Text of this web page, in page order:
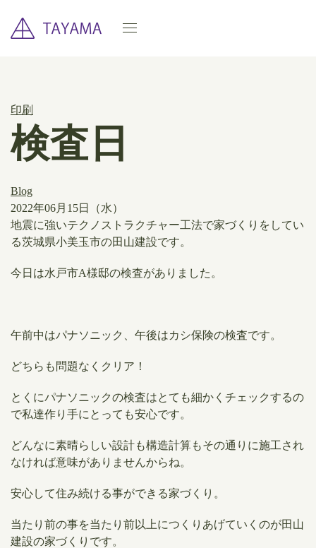
印刷
検査日
Blog
2022年06月15日（水）
地震に強いテクノストラクチャー工法で家づくりをしてい
る茨城県小美玉市の田山建設です。
今日は水戸市A様邸の検査がありました。
午前中はパナソニック、午後はカシ保険の検査です。
どちらも問題なくクリア！
とくにパナソニックの検査はとても細かくチェックするの
で私達作り手にとっても安心です。
どんなに素晴らしい設計も構造計算もその通りに施工され
なければ意味がありませんからね。
安心して住み続ける事ができる家づくり。
当たり前の事を当たり前以上につくりあげていくのが田山
建設の家づくりです。